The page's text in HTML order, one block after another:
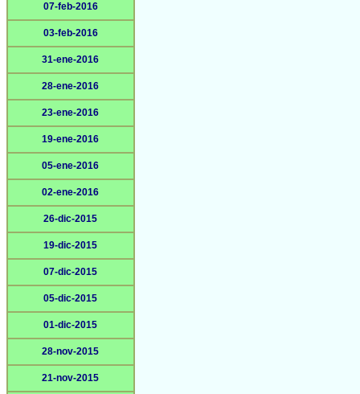
07-feb-2016
03-feb-2016
31-ene-2016
28-ene-2016
23-ene-2016
19-ene-2016
05-ene-2016
02-ene-2016
26-dic-2015
19-dic-2015
07-dic-2015
05-dic-2015
01-dic-2015
28-nov-2015
21-nov-2015